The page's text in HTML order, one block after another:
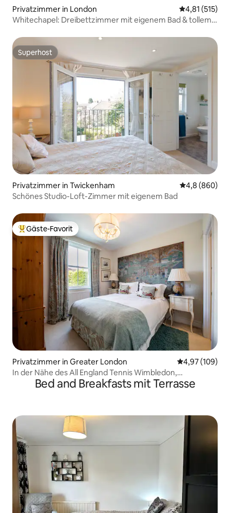
Privatzimmer in London
4,81 (515)
Whitechapel: Dreibettzimmer mit eigenem Bad & tollem
Superhost
Superhost
Privatzimmer in Twickenham
4,8 (860)
Schönes Studio-Loft-Zimmer mit eigenem Bad
Beliebter Gäste-Favorit.
Gäste-Favorit
Privatzimmer in Greater London
4,97 (109)
In der Nähe des All England Tennis Wimbledon,
GartenblickBed and Breakfasts mit Terrasse